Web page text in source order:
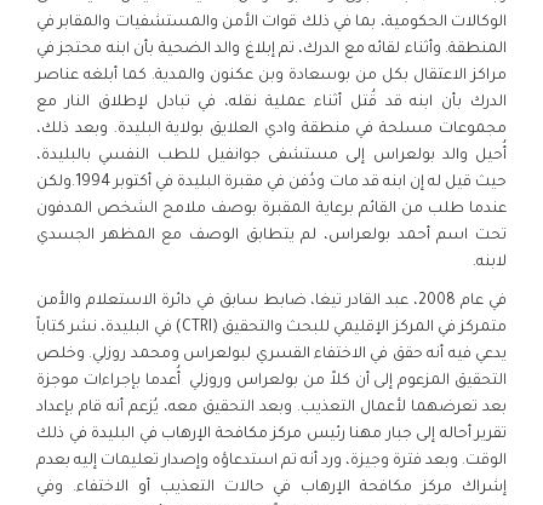
الوكالات الحكومية، بما في ذلك قوات الأمن والمستشفيات والمقابر في
المنطقة. وأثناء لقائه مع الدرك، تم إبلاغ والد الضحية بأن ابنه محتجز في
مراكز الاعتقال بكل من بوسعادة وبن عكنون والمدية. كما أبلغه عناصر
الدرك بأن ابنه قد قُتل أثناء عملية نقله، في تبادل لإطلاق النار مع
مجموعات مسلحة في منطقة وادي العلايق بولاية البليدة. وبعد ذلك،
أُحيل والد بولعراس إلى مستشفى جوانفيل للطب النفسي بالبليدة،
حيث قيل له إن ابنه قد مات ودُفن في مقبرة البليدة في أكتوبر 1994.ولكن
عندما طلب من القائم برعاية المقبرة بوصف ملامح الشخص المدفون
تحت اسم أحمد بولعراس، لم يتطابق الوصف مع المظهر الجسدي
لابنه.
في عام 2008، عبد القادر تيغا، ضابط سابق في دائرة الاستعلام والأمن
متمركز في المركز الإقليمي للبحث والتحقيق (CTRI) في البليدة، نشر كتاباً
يدعي فيه أنه حقق في الاختفاء القسري لبولعراس ومحمد روزلي. وخلص
التحقيق المزعوم إلى أن كلاً من بولعراس وروزلي أُعدما بإجراءات موجزة
بعد تعرضهما لأعمال التعذيب. وبعد التحقيق معه، يُزعم أنه قام بإعداد
تقرير أحاله إلى جبار مهنا رئيس مركز مكافحة الإرهاب في البليدة في ذلك
الوقت. وبعد فترة وجيزة، ورد أنه تم استدعاؤه وإصدار تعليمات إليه بعدم
إشراك مركز مكافحة الإرهاب في حالات التعذيب أو الاختفاء. وفي